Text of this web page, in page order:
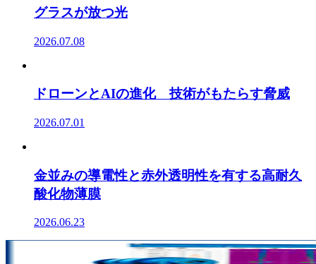
グラスが放つ光
2026.07.08
ドローンとAIの進化 技術がもたらす脅威
2026.07.01
金並みの導電性と赤外透明性を有する高耐久
酸化物薄膜
2026.06.23